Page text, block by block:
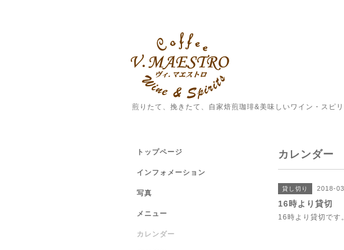
煎りたて、挽きたて、自家焙煎珈琲&美味しいワイン・スピ
カレンダー
貸し切り 2018-
16時より貸切
16時より貸切です。
トップページ
インフォメーション
写真
メニュー
カレンダー